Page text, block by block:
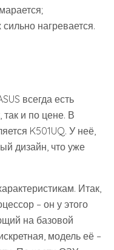
нагревается.
всегда есть
так и по цене. В
K501UQ. У неё,
дизайн, что уже
Итак,
– он у этого
на базовой
модель её –